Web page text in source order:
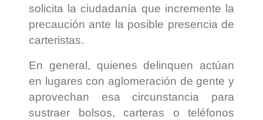
solicita la ciudadanía que incremente la
precaución ante la posible presencia de
carteristas.
En general, quienes delinquen actúan
en lugares con aglomeración de gente y
aprovechan esa circunstancia para
sustraer bolsos, carteras o teléfonos